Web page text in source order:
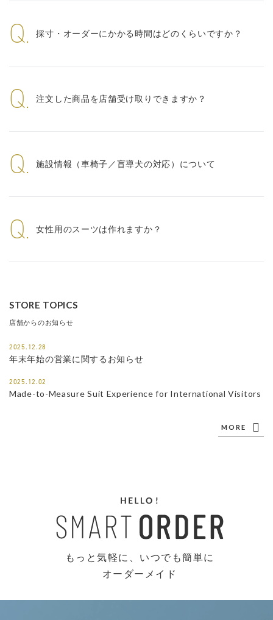
Q. 採寸・オーダーにかかる時間はどのくらいですか？
Q. 注文した商品を店舗受け取りできますか？
Q. 施設情報（車椅子／盲導犬の対応）について
Q. 女性用のスーツは作れますか？
STORE TOPICS
店舗からのお知らせ
2025.12.28
年末年始の営業に関するお知らせ
2025.12.02
Made-to-Measure Suit Experience for International Visitors
MORE
もっと気軽に、いつでも簡単に
オーダーメイド